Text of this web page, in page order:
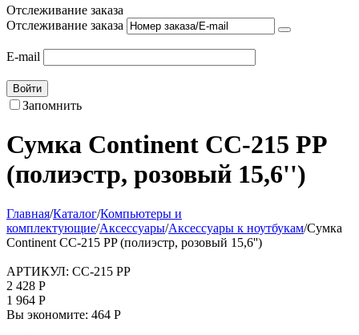
Отслеживание заказа
Отслеживание заказа
E-mail
Войти
Запомнить
Сумка Continent CC-215 PP
(полиэстр, розовый 15,6'')
Главная/Каталог/Компьютеры и
комплектующие/Аксессуары/Аксессуары к ноутбукам/Сумка
Continent CC-215 PP (полиэстр, розовый 15,6'')
АРТИКУЛ: CC-215 PP
2 428 Р
1 964 Р
Вы экономите: 464 Р